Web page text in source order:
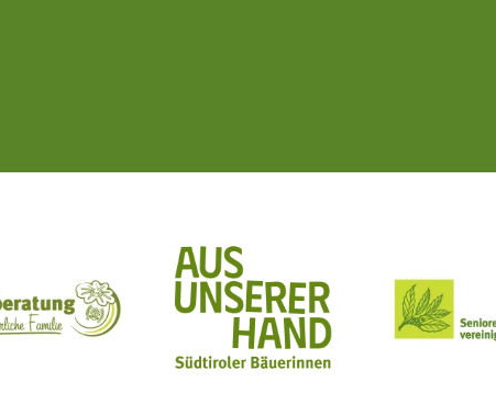
lernen - wachsen - leben
Lebensberatung für die bäuerliche Familie
Aus unserer Hand